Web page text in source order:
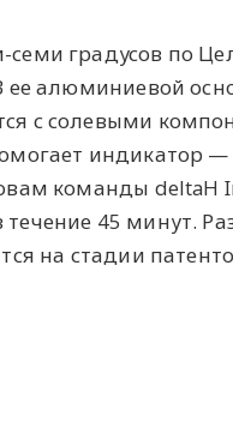
градусов по
ее алюминиевой
с солевыми
индикатор
команды deltaH
45 минут.
на стадии